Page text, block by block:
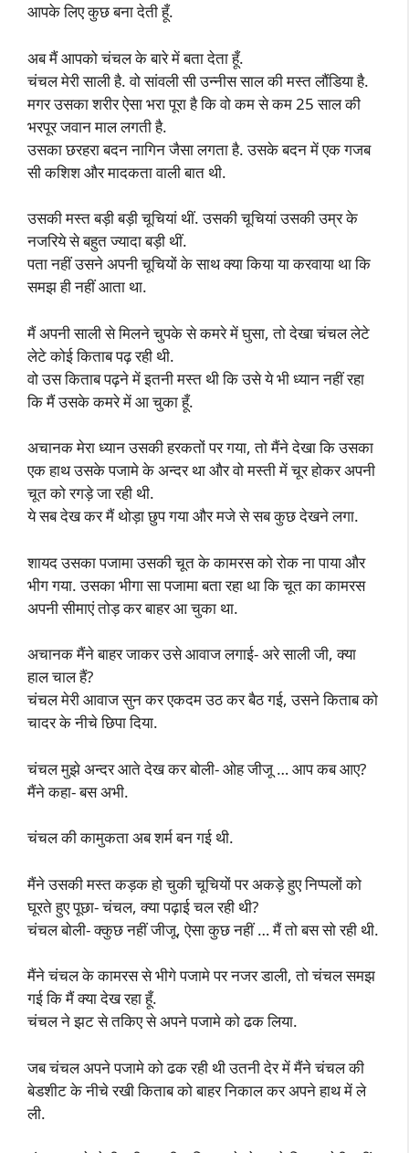
आपके लिए कुछ बना देती हूँ.
अब मैं आपको चंचल के बारे में बता देता हूँ.
चंचल मेरी साली है. वो सांवली सी उन्नीस साल की मस्त लौंडिया है.
मगर उसका शरीर ऐसा भरा पूरा है कि वो कम से कम 25 साल की
भरपूर जवान माल लगती है.
उसका छरहरा बदन नागिन जैसा लगता है. उसके बदन में एक गजब
सी कशिश और मादकता वाली बात थी.
उसकी मस्त बड़ी बड़ी चूचियां थीं. उसकी चूचियां उसकी उम्र के
नजरिये से बहुत ज्यादा बड़ी थीं.
पता नहीं उसने अपनी चूचियों के साथ क्या किया या करवाया था कि
समझ ही नहीं आता था.
मैं अपनी साली से मिलने चुपके से कमरे में घुसा, तो देखा चंचल लेटे
लेटे कोई किताब पढ़ रही थी.
वो उस किताब पढ़ने में इतनी मस्त थी कि उसे ये भी ध्यान नहीं रहा
कि मैं उसके कमरे में आ चुका हूँ.
अचानक मेरा ध्यान उसकी हरकतों पर गया, तो मैंने देखा कि उसका
एक हाथ उसके पजामे के अन्दर था और वो मस्ती में चूर होकर अपनी
चूत को रगड़े जा रही थी.
ये सब देख कर मैं थोड़ा छुप गया और मजे से सब कुछ देखने लगा.
शायद उसका पजामा उसकी चूत के कामरस को रोक ना पाया और
भीग गया. उसका भीगा सा पजामा बता रहा था कि चूत का कामरस
अपनी सीमाएं तोड़ कर बाहर आ चुका था.
अचानक मैंने बाहर जाकर उसे आवाज लगाई- अरे साली जी, क्या
हाल चाल हैं?
चंचल मेरी आवाज सुन कर एकदम उठ कर बैठ गई, उसने किताब को
चादर के नीचे छिपा दिया.
चंचल मुझे अन्दर आते देख कर बोली- ओह जीजू … आप कब आए?
मैंने कहा- बस अभी.
चंचल की कामुकता अब शर्म बन गई थी.
मैंने उसकी मस्त कड़क हो चुकी चूचियों पर अकड़े हुए निप्पलों को
घूरते हुए पूछा- चंचल, क्या पढ़ाई चल रही थी?
चंचल बोली- क्कुछ नहीं जीजू, ऐसा कुछ नहीं … मैं तो बस सो रही थी.
मैंने चंचल के कामरस से भीगे पजामे पर नजर डाली, तो चंचल समझ
गई कि मैं क्या देख रहा हूँ.
चंचल ने झट से तकिए से अपने पजामे को ढक लिया.
जब चंचल अपने पजामे को ढक रही थी उतनी देर में मैंने चंचल की
बेडशीट के नीचे रखी किताब को बाहर निकाल कर अपने हाथ में ले
ली.